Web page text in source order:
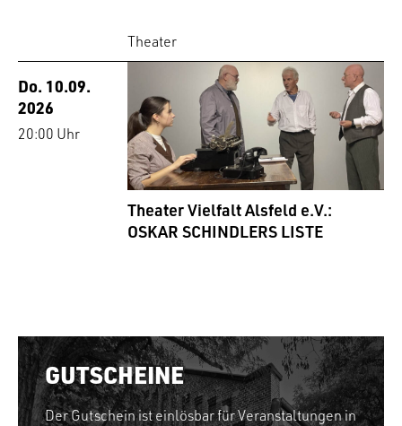
Theater
Do. 10.09.
2026
20:00 Uhr
Theater Vielfalt Alsfeld e.V.:
OSKAR SCHINDLERS LISTE
GUTSCHEINE
Der Gutschein ist einlösbar für Veranstaltungen in